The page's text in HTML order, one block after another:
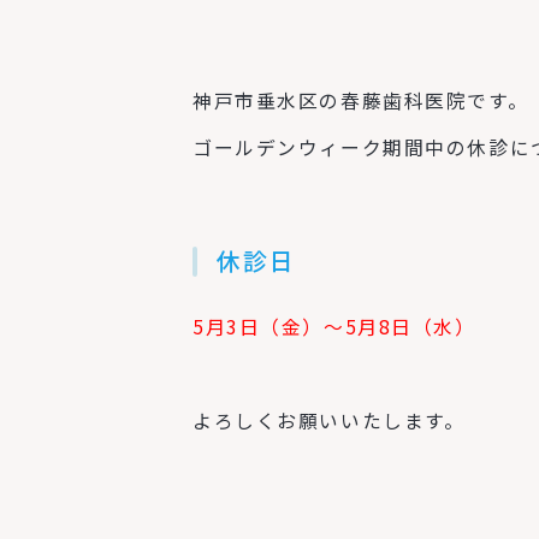
神戸市垂水区の春藤歯科医院です。
ゴールデンウィーク期間中の休診に
休診日
5月3日（金）〜5月8日（水）
よろしくお願いいたします。